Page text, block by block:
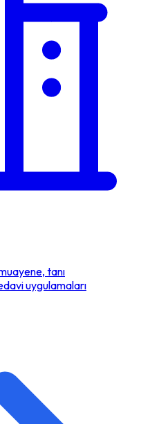
tanı
uygulamaları